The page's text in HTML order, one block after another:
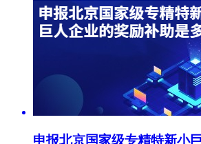
申报北京国家级专精特新小